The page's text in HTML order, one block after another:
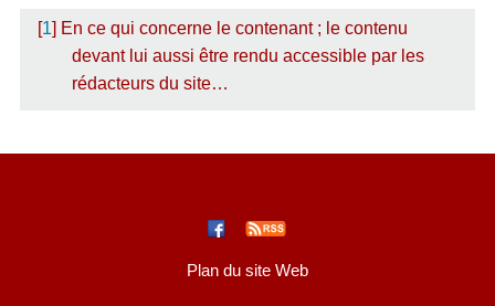
[1] En ce qui concerne le contenant ; le contenu
devant lui aussi être rendu accessible par les
rédacteurs du site…
Plan du site Web